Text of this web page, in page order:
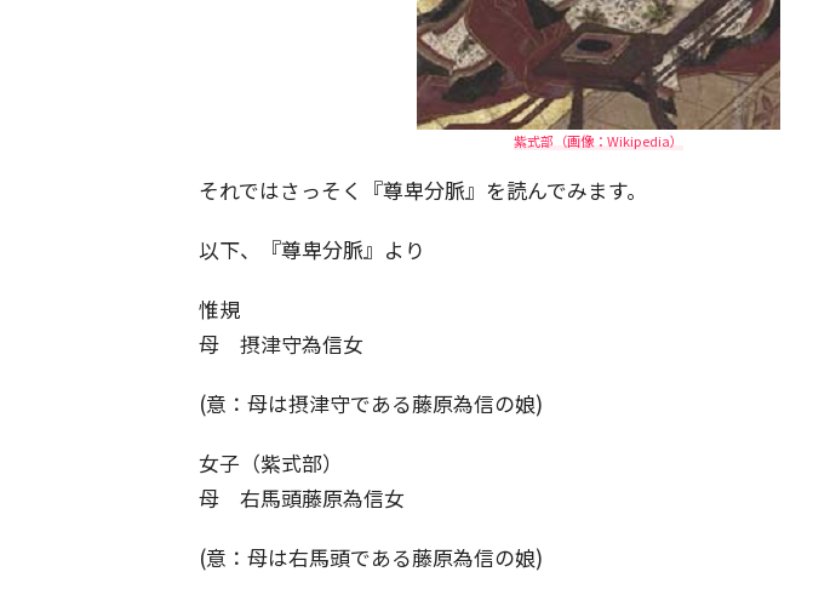
紫式部（画像：Wikipedia）
それではさっそく『尊卑分脈』を読んでみます。
以下、『尊卑分脈』より
惟規
母 摂津守為信女
(意：母は摂津守である藤原為信の娘)
女子（紫式部）
母 右馬頭藤原為信女
(意：母は右馬頭である藤原為信の娘)